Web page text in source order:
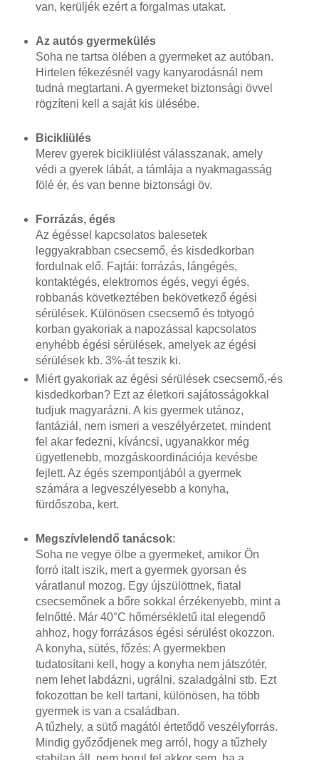
van, kerüljék ezért a forgalmas utakat.
Az autós gyermekülés
Soha ne tartsa ölében a gyermeket az autóban.
Hirtelen fékezésnél vagy kanyarodásnál nem
tudná megtartani. A gyermeket biztonsági övvel
rögzíteni kell a saját kis ülésébe.
Bicikliülés
Merev gyerek bicikliülést válasszanak, amely
védi a gyerek lábát, a támlája a nyakmagasság
fölé ér, és van benne biztonsági öv.
Forrázás, égés
Az égéssel kapcsolatos balesetek
leggyakrabban csecsemő, és kisdedkorban
fordulnak elő. Fajtái: forrázás, lángégés,
kontaktégés, elektromos égés, vegyi égés,
robbanás következtében bekövetkező égési
sérülések. Különösen csecsemő és totyogó
korban gyakoriak a napozással kapcsolatos
enyhébb égési sérülések, amelyek az égési
sérülések kb. 3%-át teszik ki.
Miért gyakoriak az égési sérülések csecsemő,-és
kisdedkorban? Ezt az életkori sajátosságokkal
tudjuk magyarázni. A kis gyermek utánoz,
fantáziál, nem ismeri a veszélyérzetet, mindent
fel akar fedezni, kíváncsi, ugyanakkor még
ügyetlenebb, mozgáskoordinációja kevésbe
fejlett. Az égés szempontjából a gyermek
számára a legveszélyesebb a konyha,
fürdőszoba, kert.
Megszívlelendő tanácsok:
Soha ne vegye ölbe a gyermeket, amikor Ön
forró italt iszik, mert a gyermek gyorsan és
váratlanul mozog. Egy újszülöttnek, fiatal
csecsemőnek a bőre sokkal érzékenyebb, mint a
felnőtté. Már 40°C hőmérsékletű ital elegendő
ahhoz, hogy forrázásos égési sérülést okozzon.
A konyha, sütés, főzés: A gyermekben
tudatosítani kell, hogy a konyha nem játszótér,
nem lehet labdázni, ugrálni, szaladgálni stb. Ezt
fokozottan be kell tartani, különösen, ha több
gyermek is van a családban.
A tűzhely, a sütő magától értetődő veszélyforrás.
Mindig győződjenek meg arról, hogy a tűzhely